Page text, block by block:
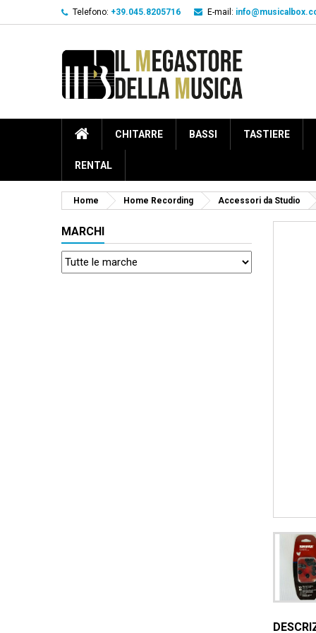
Telefono: +39.045.8205716 E-mail:
CHITARRE BASSI TASTIERE
RENTAL
Home Home Recording Accessori da Studio
MARCHI